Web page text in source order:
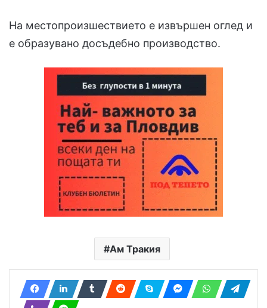
На местопроизшествието е извършен оглед и
е образувано досъдебно производство.
Ам Тракия